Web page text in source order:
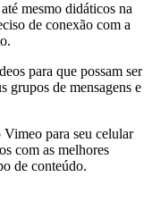
mesmo didáticos na
de conexão com a
para que possam ser
grupos de mensagens e
Vimeo para seu celular
com as melhores
de conteúdo.